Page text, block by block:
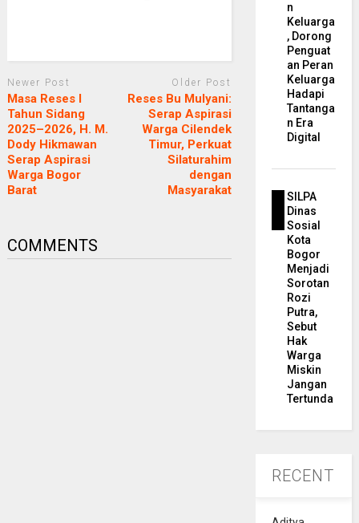
Newer Post
Masa Reses I
Tahun Sidang
2025–2026, H. M.
Dody Hikmawan
Serap Aspirasi
Warga Bogor
Barat
Older Post
Reses Bu Mulyani:
Serap Aspirasi
Warga Cilendek
Timur, Perkuat
Silaturahim
dengan
Masyarakat
COMMENTS
n
Keluarga
, Dorong
Penguat
an Peran
Keluarga
Hadapi
Tantanga
n Era
Digital
SILPA
Dinas
Sosial
Kota
Bogor
Menjadi
Sorotan
Rozi
Putra,
Sebut
Hak
Warga
Miskin
Jangan
Tertunda
RECENT